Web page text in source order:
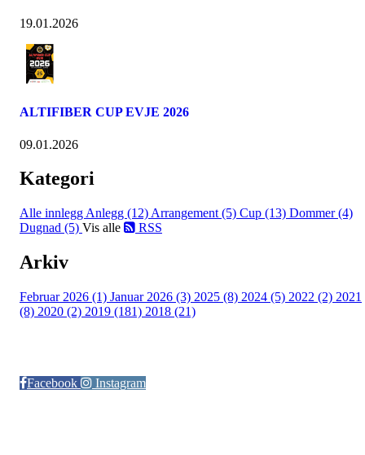
19.01.2026
ALTIFIBER CUP EVJE 2026
09.01.2026
Kategori
Alle innlegg Anlegg (12) Arrangement (5) Cup (13) Dommer (4)
Dugnad (5) Vis alle RSS
Arkiv
Februar 2026 (1) Januar 2026 (3) 2025 (8) 2024 (5) 2022 (2) 2021
(8) 2020 (2) 2019 (181) 2018 (21)
Facebook
Instagram